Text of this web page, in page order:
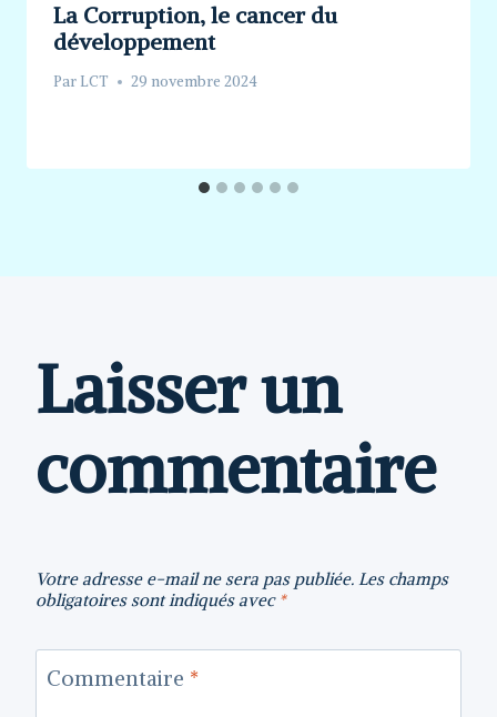
La Corruption, le cancer du
développement
Par LCT 29 novembre 2024
Laisser un
commentaire
Votre adresse e-mail ne sera pas publiée. Les champs
obligatoires sont indiqués avec *
Commentaire *